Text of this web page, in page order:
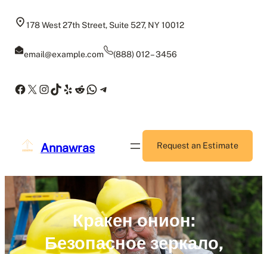
178 West 27th Street, Suite 527, NY 10012
email@example.com (888) 012 – 3456
Facebook
X Instagram
TikTok
Yelp
Reddit
WhatsApp
Telegram
Annawras Request an Estimate
Кракен онион:
Безопасное зеркало,